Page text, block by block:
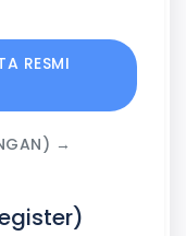
RESMI
→